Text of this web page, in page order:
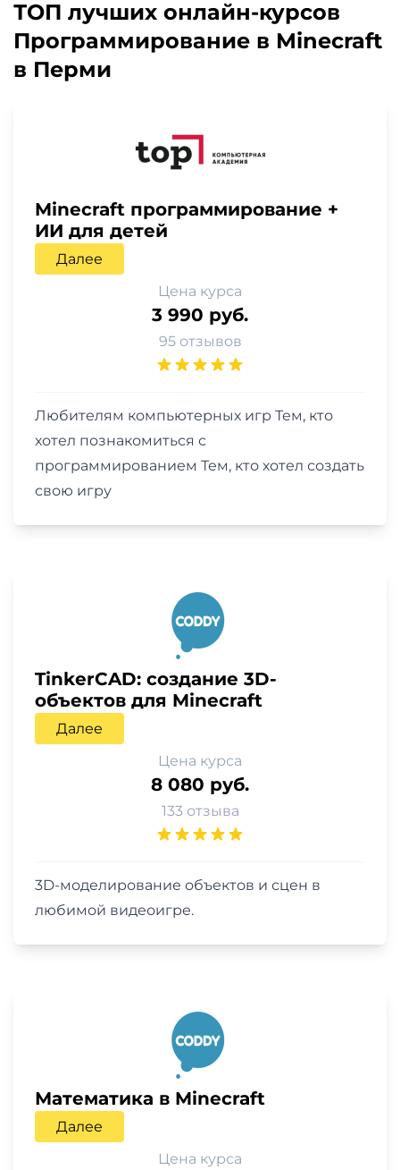
ТОП лучших онлайн-курсов
Программирование в Minecraft
в Перми
Minecraft программирование +
ИИ для детей
Далее
Цена курса
3 990 руб.
95 отзывов
Любителям компьютерных игр Тем, кто
хотел познакомиться с
программированием Тем, кто хотел создать
свою игру
TinkerCAD: cоздание 3D-
объектов для Minecraft
Далее
Цена курса
8 080 руб.
133 отзыва
3D-моделирование объектов и сцен в
любимой видеоигре.
Математика в Minecraft
Далее
Цена курса